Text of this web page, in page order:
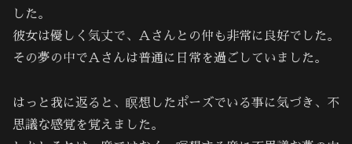
した。
彼女は優しく気丈で、Ａさんとの仲も非常に良好でした。
その夢の中でＡさんは普通に日常を過ごしていました。
はっと我に返ると、瞑想したポーズでいる事に気づき、不
思議な感覚を覚えました。